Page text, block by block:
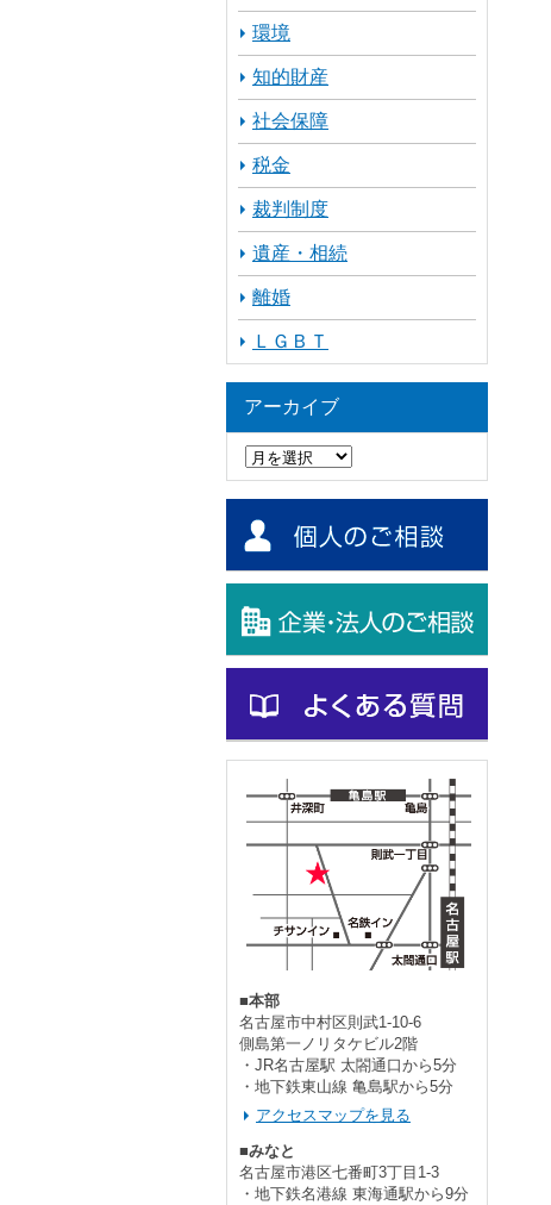
環境
知的財産
社会保障
税金
裁判制度
遺産・相続
離婚
ＬＧＢＴ
アーカイブ
ブ
■本部
名古屋市中村区則武1-10-6
側島第一ノリタケビル2階
・JR名古屋駅 太閤通口から5分
・地下鉄東山線 亀島駅から5分
アクセスマップを見る
■みなと
名古屋市港区七番町3丁目1-3
・地下鉄名港線 東海通駅から9分